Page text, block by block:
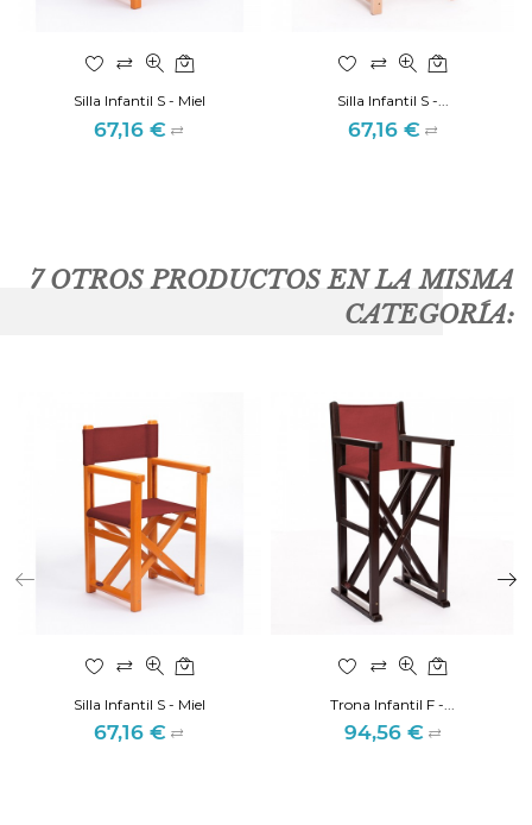
Silla Infantil S - Miel
Precio
67,16 €
Silla Infantil S -...
Precio
67,16 €
7 OTROS PRODUCTOS EN LA MISMA
CATEGORÍA:
Silla Infantil S - Miel
Precio
67,16 €
Trona Infantil F -...
Precio
94,56 €